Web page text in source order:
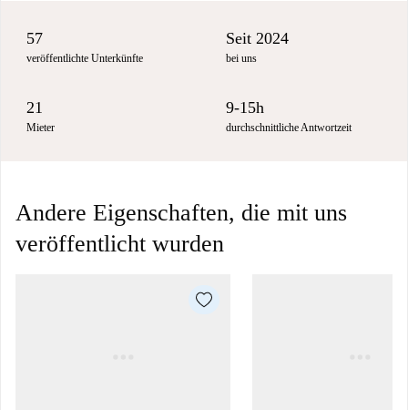
57
veröffentlichte Unterkünfte
Seit 2024
bei uns
21
Mieter
9-15h
durchschnittliche Antwortzeit
Andere Eigenschaften, die mit uns
veröffentlicht wurden